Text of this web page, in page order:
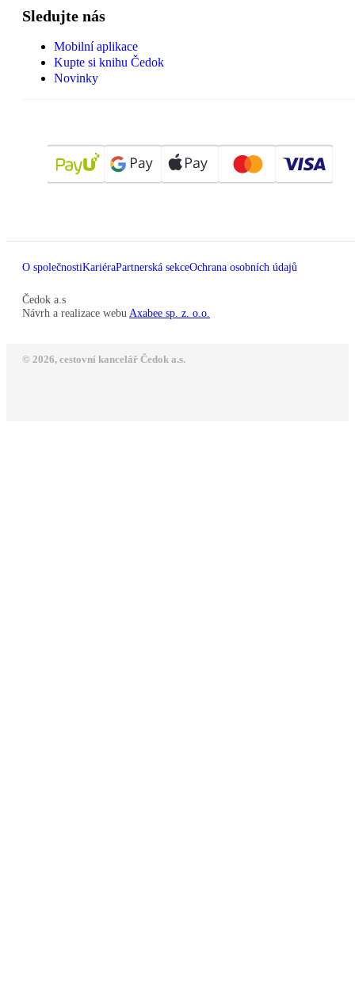
Sledujte nás
Mobilní aplikace
Kupte si knihu Čedok
Novinky
O společnostiKariéraPartnerská sekceOchrana osobních údajů
Čedok a.s
Návrh a realizace webu Axabee sp. z. o.o.
© 2026, cestovní kancelář Čedok a.s.